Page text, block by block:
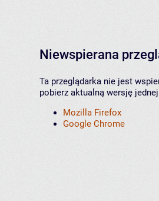
Niewspierana
Ta przeglądarka nie jest
pobierz aktualną wersję
Mozilla Firefox
Google Chrome